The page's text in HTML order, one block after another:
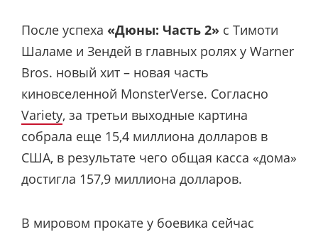
После успеха «Дюны: Часть 2» с Тимоти
Шаламе и Зендей в главных ролях у Warner
Bros. новый хит – новая часть
киновселенной MonsterVerse. Согласно
Variety, за третьи выходные картина
собрала еще 15,4 миллиона долларов в
США, в результате чего общая касса «дома»
достигла 157,9 миллиона долларов.
В мировом прокате у боевика сейчас